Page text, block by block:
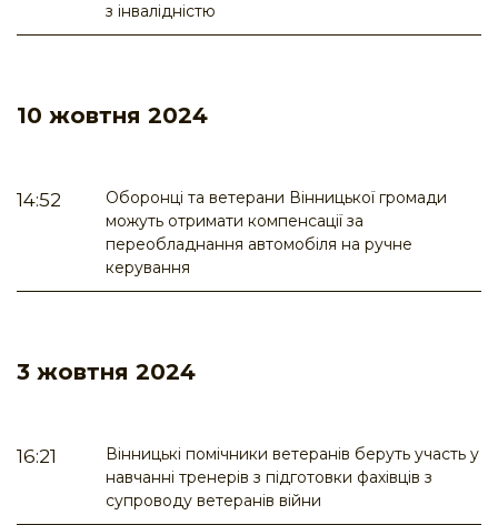
з інвалідністю
10 жовтня 2024
14:52
Оборонці та ветерани Вінницької громади
можуть отримати компенсації за
переобладнання автомобіля на ручне
керування
3 жовтня 2024
16:21
Вінницькі помічники ветеранів беруть участь у
навчанні тренерів з підготовки фахівців з
супроводу ветеранів війни